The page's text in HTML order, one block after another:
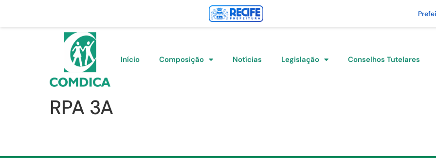
Início Composição Notícias Legislação Conselhos Tutelares
RPA 3A